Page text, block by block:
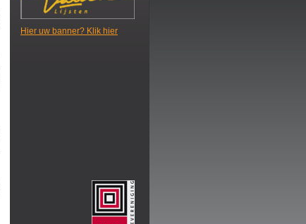
Hier uw banner? Klik hier